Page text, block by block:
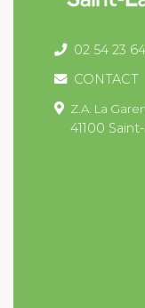
02 54 23
CONTACT
Z.A. La
41100